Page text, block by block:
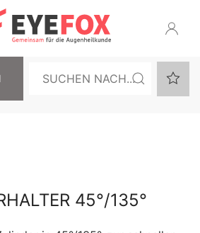
45°/135°